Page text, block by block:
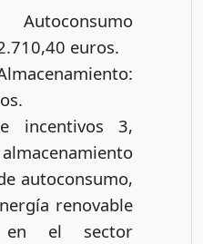
euros.
incentivos 3,
autoconsumo,
renovable
en el sector